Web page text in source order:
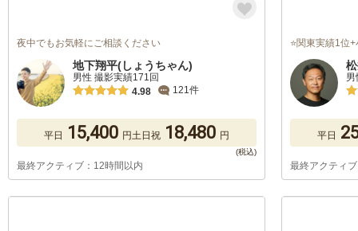
夜中でもお気軽にご相談ください
地下翔平(しょうちゃん)
男性 撮影実績171回
4.98
121件
平日 15,400 円土日祝 18,480 円
最終アクティブ：12時間以内
⭐関東実績1位
平日
最終アクティ